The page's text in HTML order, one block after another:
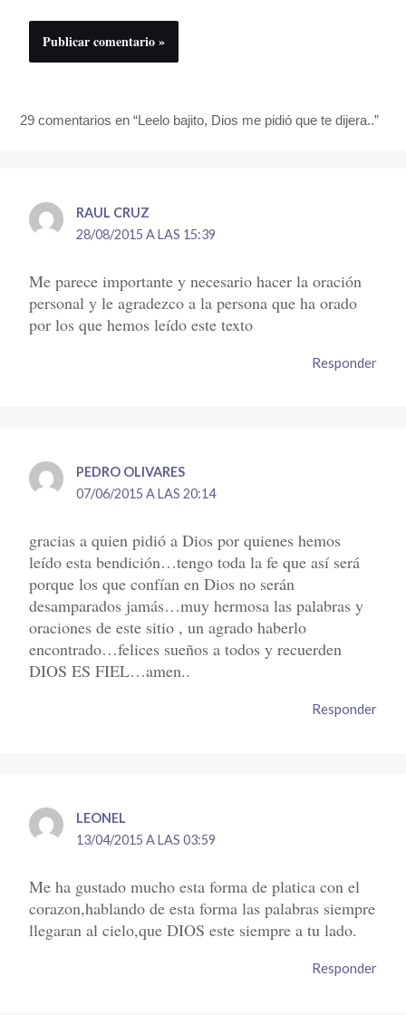
29 comentarios en “Leelo bajito, Dios me pidió que te dijera..”
RAUL CRUZ
28/08/2015 A LAS 15:39
Me parece importante y necesario hacer la oración
personal y le agradezco a la persona que ha orado
por los que hemos leído este texto
Responder
PEDRO OLIVARES
07/06/2015 A LAS 20:14
gracias a quien pidió a Dios por quienes hemos
leído esta bendición…tengo toda la fe que así será
porque los que confían en Dios no serán
desamparados jamás…muy hermosa las palabras y
oraciones de este sitio , un agrado haberlo
encontrado…felices sueños a todos y recuerden
DIOS ES FIEL…amen..
Responder
LEONEL
13/04/2015 A LAS 03:59
Me ha gustado mucho esta forma de platica con el
corazon,hablando de esta forma las palabras siempre
llegaran al cielo,que DIOS este siempre a tu lado.
Responder